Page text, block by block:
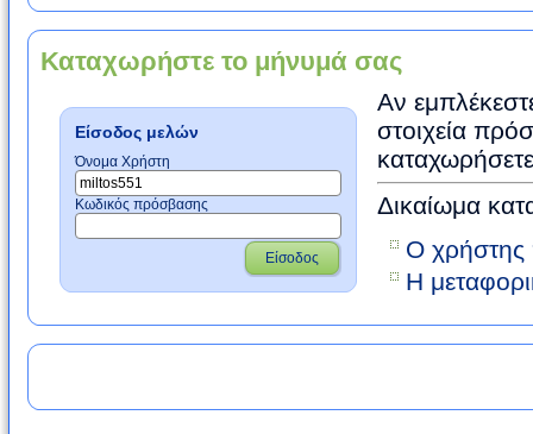
Καταχωρήστε το μήνυμά σας
Είσοδος μελών
Όνομα Χρήστη
Κωδικός πρόσβασης
Είσοδος
Αν
στοιχεία
Δικαίωμα
Ο χρήστης
Η